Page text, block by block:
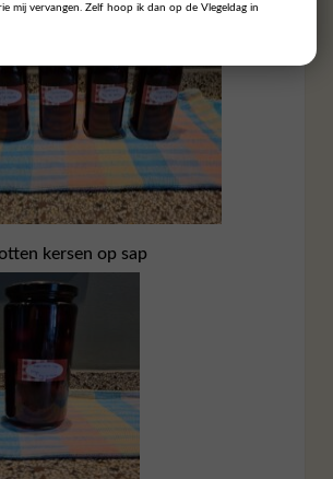
kersen op sap
mij vervangen. Zelf hoop ik dan op de Vlegeldag in